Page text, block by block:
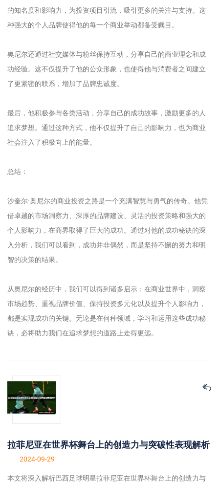
的知名度和影响力，为投资项目引流，吸引更多的关注与支持。这
种强大的个人品牌使得他的每一个商业举动都备受瞩目。
奥尼尔还通过社交媒体与粉丝保持互动，分享自己的商业理念和成
功经验。这不仅提升了他的公众形象，也使得他与消费者之间建立
了更紧密的联系，增加了品牌忠诚度。
最后，他积极参与各类活动，分享自己的成功故事，激励更多的人
追求梦想。通过这种方式，他不仅提升了自己的影响力，也为商业
社会注入了积极向上的能量。
总结：
沙奎尔·奥尼尔的商业投资之路是一个充满智慧与勇气的传奇。他凭
借卓越的市场洞察力、深厚的品牌建设、灵活的投资策略和强大的
个人影响力，在商界取得了巨大的成功。通过对他的成功秘诀的深
入分析，我们可以看到，成功并非偶然，而是坚持不懈的努力和明
智的决策的结果。
从奥尼尔的经历中，我们可以得到诸多启示：在商业世界中，洞察
市场趋势、重视品牌价值、保持投资多元化以及提升个人影响力，
都是实现成功的关键。无论是在何种领域，学习和运用这些成功秘
诀，必将助力我们在追求梦想的道路上走得更远。
拉菲尼亚在世界杯舞台上的创造力与突破性表现解析
2024-09-29
本文将深入解析巴西足球明星拉菲尼亚在世界杯舞台上的创造力与